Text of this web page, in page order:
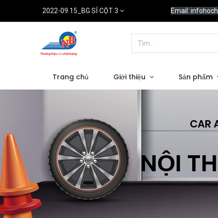
2022-09.15_BG SỈ CỘT 3 Email:
Trang chủ Giới thiệu Sản phẩm
CAR
NỘI